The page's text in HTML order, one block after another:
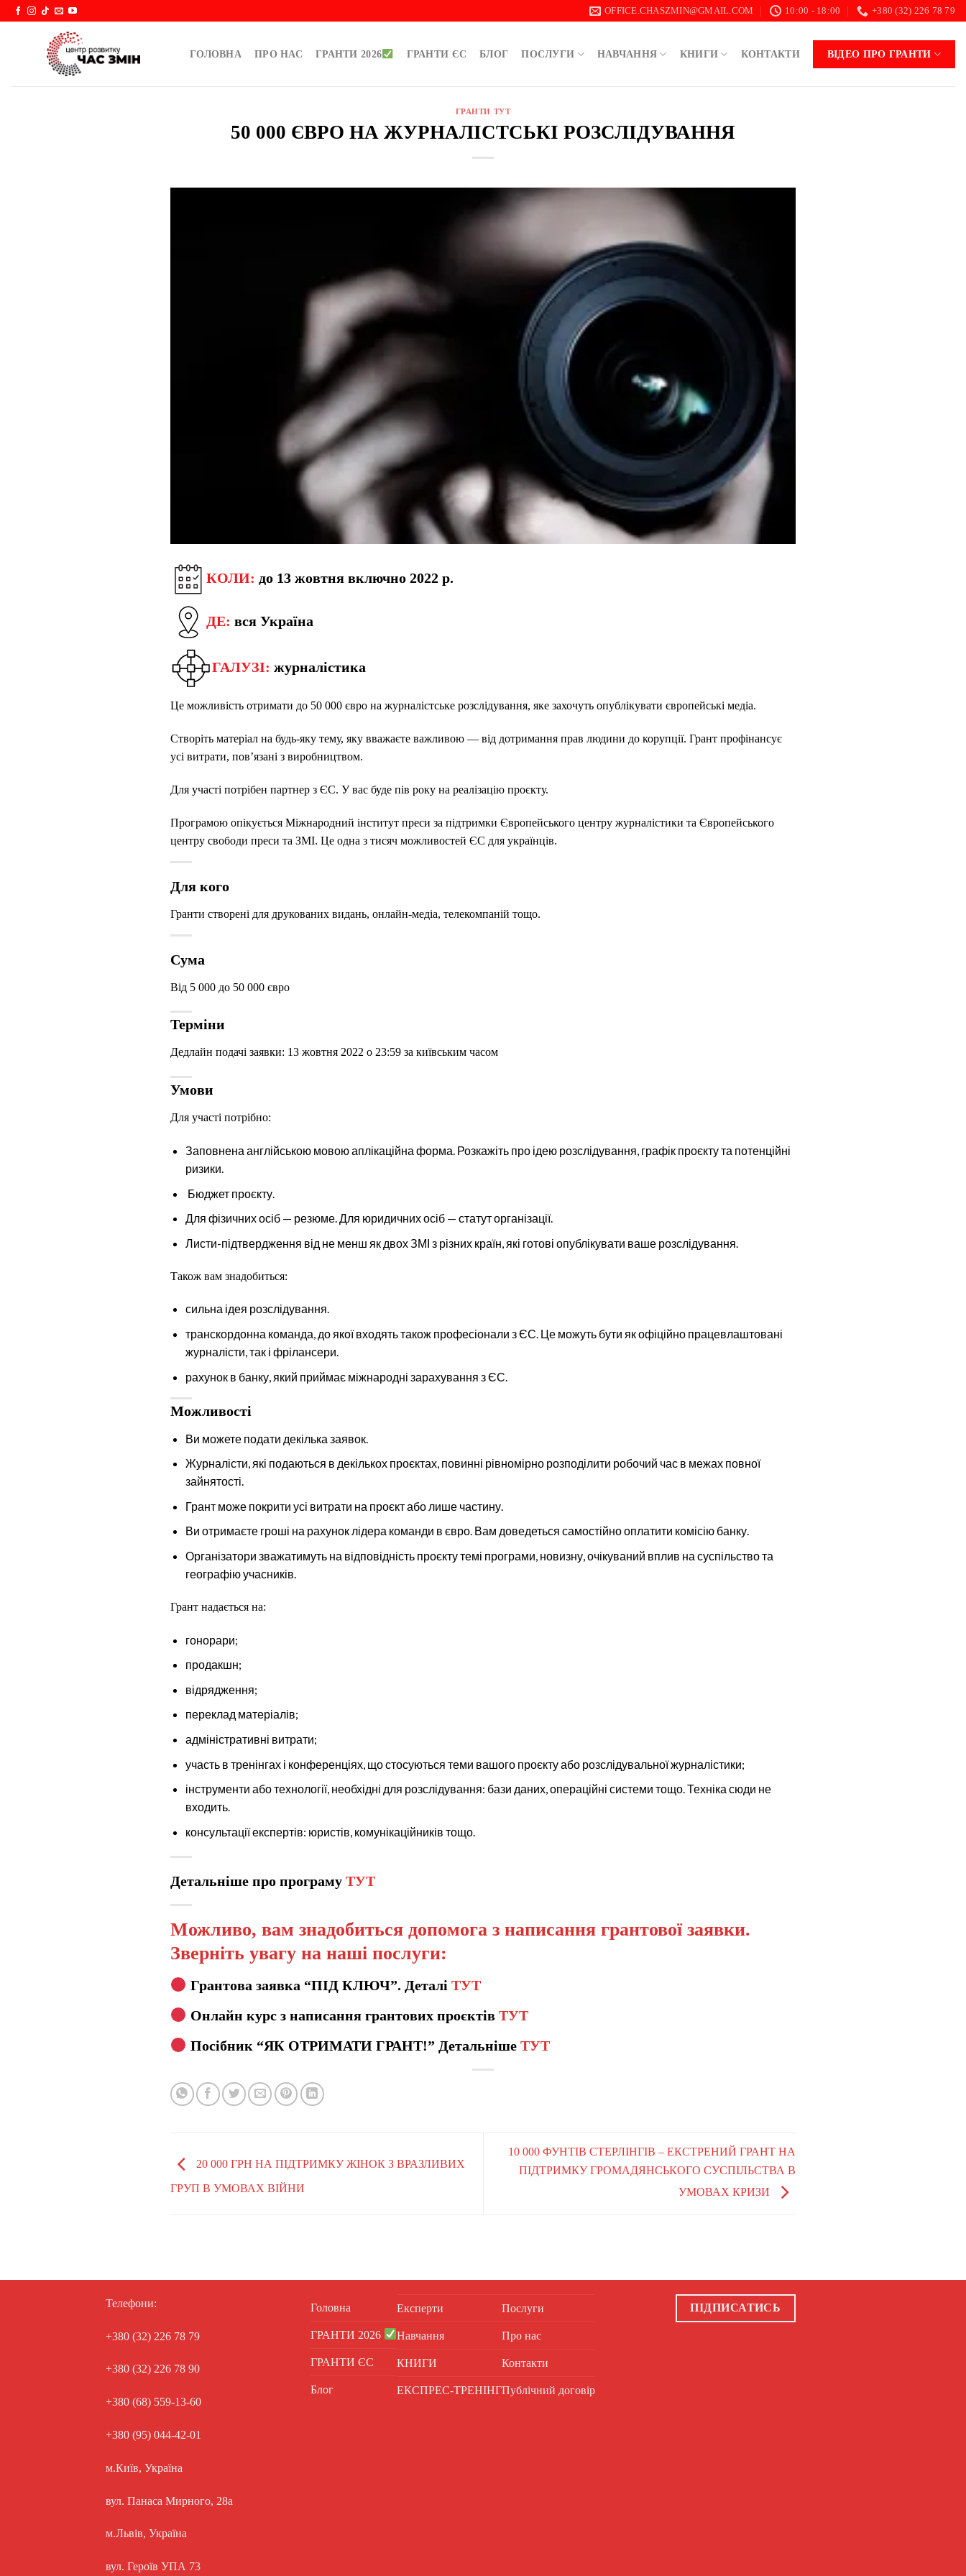
Skip
OFFICE.CHASZMIN@GMAIL.COM 10:00 - 18:00 +380 (32) 226 78 79
ГОЛОВНА ПРО НАС ГРАНТИ 2026 ГРАНТИ ЄС БЛОГ ПОСЛУГИ НАВЧАННЯ КНИГИ КОНТАКТИ ВІДЕО ПРО ГРАНТИ
ГРАНТИ ТУТ
50 000 ЄВРО НА ЖУРНАЛІСТСЬКІ РОЗСЛІДУВАННЯ
КОЛИ: до 13 жовтня включно 2022 р.
ДЕ: вся Україна
ГАЛУЗІ: журналістика
Це можливість отримати до 50 000 євро на журналістське розслідування, яке захочуть опублікувати європейські медіа.
Створіть матеріал на будь-яку тему, яку вважаєте важливою — від дотримання прав людини до корупції. Грант профінансує
усі витрати, пов’язані з виробництвом.
Для участі потрібен партнер з ЄС. У вас буде пів року на реалізацію проєкту.
Програмою опікується Міжнародний інститут преси за підтримки Європейського центру журналістики та Європейського
центру свободи преси та ЗМІ. Це одна з тисяч можливостей ЄС для українців.
Для кого
Гранти створені для друкованих видань, онлайн-медіа, телекомпаній тощо.
Сума
Від 5 000 до 50 000 євро
Терміни
Дедлайн подачі заявки: 13 жовтня 2022 о 23:59 за київським часом
Умови
Для участі потрібно:
Заповнена англійською мовою аплікаційна форма. Розкажіть про ідею розслідування, графік проєкту та потенційні
ризики.
Бюджет проєкту.
Для фізичних осіб — резюме. Для юридичних осіб — статут організації.
Листи-підтвердження від не менш як двох ЗМІ з різних країн, які готові опублікувати ваше розслідування.
Також вам знадобиться:
сильна ідея розслідування.
транскордонна команда, до якої входять також професіонали з ЄС. Це можуть бути як офіційно працевлаштовані
журналісти, так і фрілансери.
рахунок в банку, який приймає міжнародні зарахування з ЄС.
Можливості
Ви можете подати декілька заявок.
Журналісти, які подаються в декількох проєктах, повинні рівномірно розподілити робочий час в межах повної
зайнятості.
Грант може покрити усі витрати на проєкт або лише частину.
Ви отримаєте гроші на рахунок лідера команди в євро. Вам доведеться самостійно оплатити комісію банку.
Організатори зважатимуть на відповідність проєкту темі програми, новизну, очікуваний вплив на суспільство та
географію учасників.
Грант надається на:
гонорари;
продакшн;
відрядження;
переклад матеріалів;
адміністративні витрати;
участь в тренінгах і конференціях, що стосуються теми вашого проєкту або розслідувальної журналістики;
інструменти або технології, необхідні для розслідування: бази даних, операційні системи тощо. Техніка сюди не
входить.
консультації експертів: юристів, комунікаційників тощо.
Детальніше про програму ТУТ
Можливо, вам знадобиться допомога з написання грантової заявки.
Зверніть увагу на наші послуги:
Грантова заявка “ПІД КЛЮЧ”. Деталі ТУТ
Онлайн курс з написання грантових проєктів ТУТ
Посібник “ЯК ОТРИМАТИ ГРАНТ!” Детальніше ТУТ
20 000 ГРН НА ПІДТРИМКУ ЖІНОК З ВРАЗЛИВИХ
ГРУП В УМОВАХ ВІЙНИ
10 000 ФУНТІВ СТЕРЛІНГІВ – ЕКСТРЕНИЙ ГРАНТ НА
ПІДТРИМКУ ГРОМАДЯНСЬКОГО СУСПІЛЬСТВА В
УМОВАХ КРИЗИ
Телефони:
+380 (32) 226 78 79
+380 (32) 226 78 90
+380 (68) 559-13-60
+380 (95) 044-42-01
м.Київ, Україна
вул. Панаса Мирного, 28а
м.Львів, Україна
вул. Героїв УПА 73
Головна
ГРАНТИ 2026
ГРАНТИ ЄС
Блог
Експерти
Навчання
КНИГИ
ЕКСПРЕС-ТРЕНІНГ
Послуги
Про нас
Контакти
Публічний договір
ПІДПИСАТИСЬ